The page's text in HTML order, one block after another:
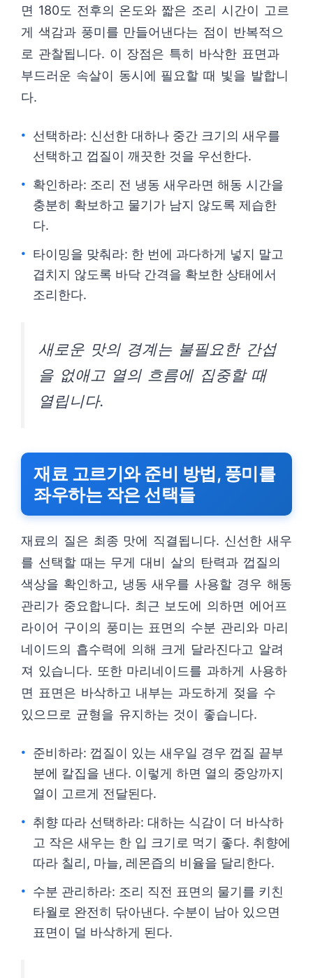
면 180도 전후의 온도와 짧은 조리 시간이 고르
게 색감과 풍미를 만들어낸다는 점이 반복적으
로 관찰됩니다. 이 장점은 특히 바삭한 표면과
부드러운 속살이 동시에 필요할 때 빛을 발합니
다.
선택하라: 신선한 대하나 중간 크기의 새우를
선택하고 껍질이 깨끗한 것을 우선한다.
확인하라: 조리 전 냉동 새우라면 해동 시간을
충분히 확보하고 물기가 남지 않도록 제습한
다.
타이밍을 맞춰라: 한 번에 과다하게 넣지 말고
겹치지 않도록 바닥 간격을 확보한 상태에서
조리한다.
새로운 맛의 경계는 불필요한 간섭
을 없애고 열의 흐름에 집중할 때
열립니다.
재료 고르기와 준비 방법, 풍미를
좌우하는 작은 선택들
재료의 질은 최종 맛에 직결됩니다. 신선한 새우
를 선택할 때는 무게 대비 살의 탄력과 껍질의
색상을 확인하고, 냉동 새우를 사용할 경우 해동
관리가 중요합니다. 최근 보도에 의하면 에어프
라이어 구이의 풍미는 표면의 수분 관리와 마리
네이드의 흡수력에 의해 크게 달라진다고 알려
져 있습니다. 또한 마리네이드를 과하게 사용하
면 표면은 바삭하고 내부는 과도하게 젖을 수
있으므로 균형을 유지하는 것이 좋습니다.
준비하라: 껍질이 있는 새우일 경우 껍질 끝부
분에 칼집을 낸다. 이렇게 하면 열의 중앙까지
열이 고르게 전달된다.
취향 따라 선택하라: 대하는 식감이 더 바삭하
고 작은 새우는 한 입 크기로 먹기 좋다. 취향에
따라 칠리, 마늘, 레몬즙의 비율을 달리한다.
수분 관리하라: 조리 직전 표면의 물기를 키친
타월로 완전히 닦아낸다. 수분이 남아 있으면
표면이 덜 바삭하게 된다.